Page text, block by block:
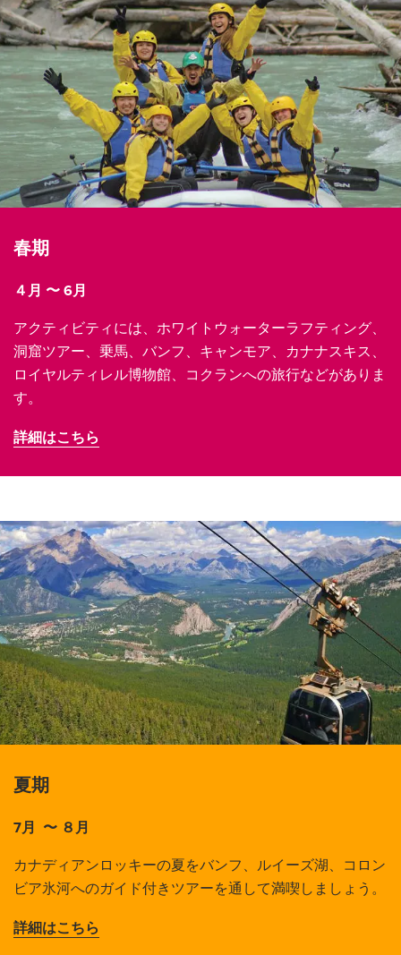
春期
４月 〜 6月
アクティビティには、ホワイトウォーターラフティング、
洞窟ツアー、乗馬、バンフ、キャンモア、カナナスキス、
ロイヤルティレル博物館、コクランへの旅行などがありま
す。
詳細はこちら
夏期
7月 〜 ８月
カナディアンロッキーの夏をバンフ、ルイーズ湖、コロン
ビア氷河へのガイド付きツアーを通して満喫しましょう。
詳細はこちら